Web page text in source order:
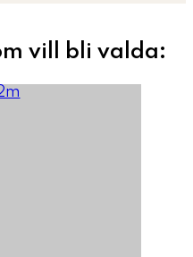
vill bli valda: